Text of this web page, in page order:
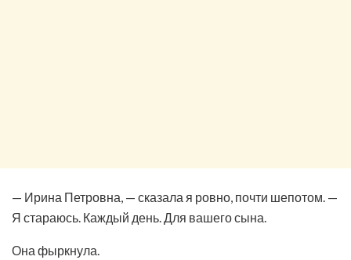
— Ирина Петровна, — сказала я ровно, почти шепотом. —
Я стараюсь. Каждый день. Для вашего сына.
Она фыркнула.